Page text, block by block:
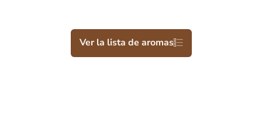
Ver la lista de aromas